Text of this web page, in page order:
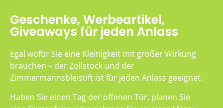
Geschenke, Werbeartikel,
Giveaways für jeden Anlass
Egal wofür Sie eine Kleinigkeit mit großer Wirkung
brauchen – der Zollstock und der
Zimmermannsbleistift ist für jeden Anlass geeignet.
Haben Sie einen Tag der offenen Tür, planen Sie